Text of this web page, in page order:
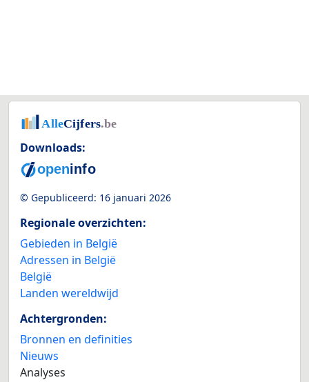
Downloads:
© Gepubliceerd: 16 januari 2026
Regionale overzichten:
Gebieden in België
Adressen in België
België
Landen wereldwijd
Achtergronden:
Bronnen en definities
Nieuws
Analyses